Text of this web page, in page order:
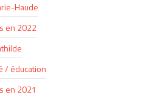
Haude
en 2022
/ éducation
en 2021